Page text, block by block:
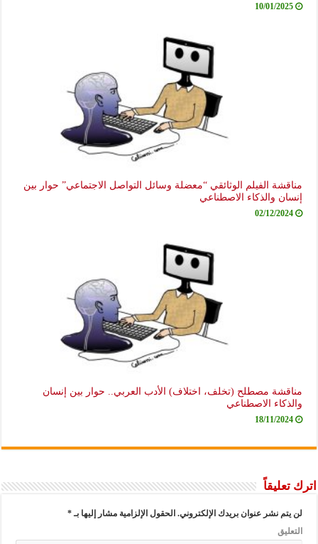
10/01/2025
مناقشة الفيلم الوثائقي “معضلة وسائل التواصل الاجتماعي” حوار بين
إنسان والذكاء الاصطناعي
02/12/2024
مناقشة مصطلح (تخلف، اختلاف) الأدب العربي.. حوار بين إنسان
والذكاء الاصطناعي
18/11/2024
اترك تعليقاً
لن يتم نشر عنوان بريدك الإلكتروني. الحقول الإلزامية مشار إليها بـ*
التعليق